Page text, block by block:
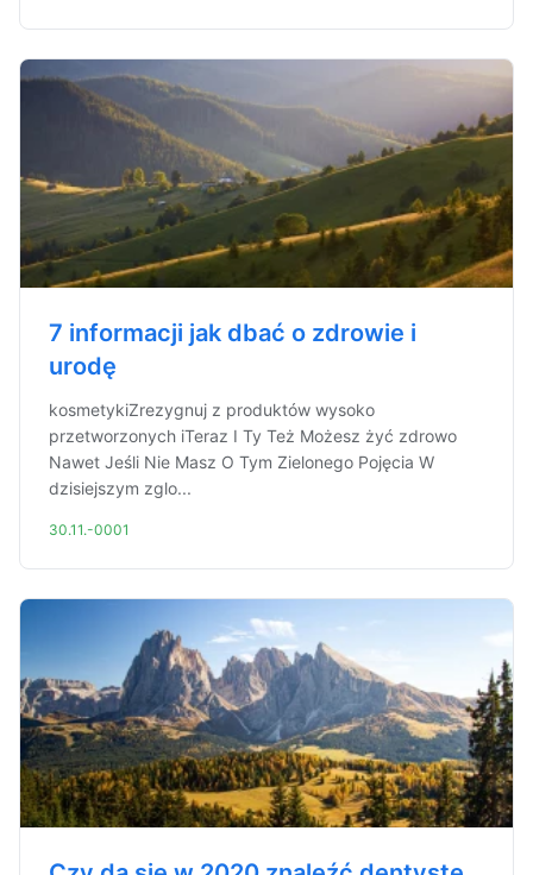
7 informacji jak dbać o zdrowie i
urodę
kosmetykiZrezygnuj z produktów wysoko
przetworzonych iTeraz I Ty Też Możesz żyć zdrowo
Nawet Jeśli Nie Masz O Tym Zielonego Pojęcia W
dzisiejszym zglo...
30.11.-0001